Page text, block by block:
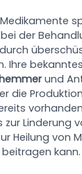
der
Ihre
und
die
zur Linderung
Heilung von
kann.